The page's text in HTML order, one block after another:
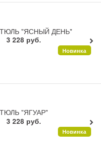
"ЯСНЫЙ ДЕНЬ"
3 228 руб.
Новинка
"ЯГУАР"
3 228 руб.
Новинка